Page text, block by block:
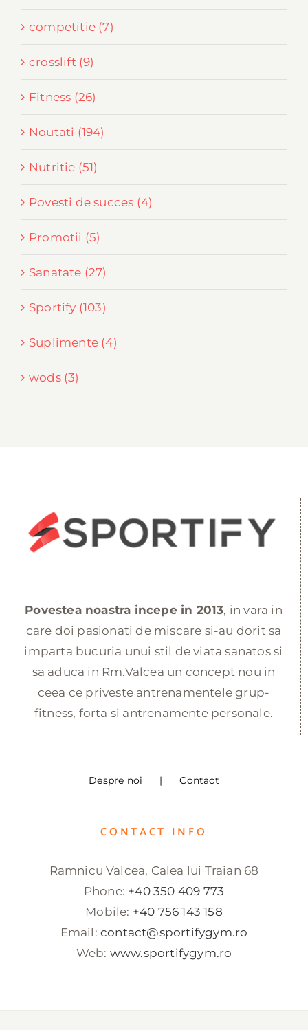
competitie (7)
crosslift (9)
Fitness (26)
Noutati (194)
Nutritie (51)
Povesti de succes (4)
Promotii (5)
Sanatate (27)
Sportify (103)
Suplimente (4)
wods (3)
Povestea noastra incepe in 2013, in vara in
care doi pasionati de miscare si-au dorit sa
imparta bucuria unui stil de viata sanatos si
sa aduca in Rm.Valcea un concept nou in
ceea ce priveste antrenamentele grup-
fitness, forta si antrenamente personale.
Despre noi Contact
CONTACT INFO
Ramnicu Valcea, Calea lui Traian 68
Phone: +40 350 409 773
Mobile: +40 756 143 158
Email: contact@sportifygym.ro
Web: www.sportifygym.ro